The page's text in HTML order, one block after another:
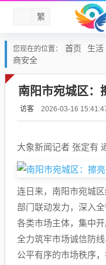
繁
您现在的位置： 首页 生活
商安全
南阳市宛城区：
访客 2026-03-16
大象新闻记者 张定有
连日来，南阳市宛城
部门联动发力，深入
各类市场主体，集中
全力筑牢市场诚信防
公平有序的市场秩序